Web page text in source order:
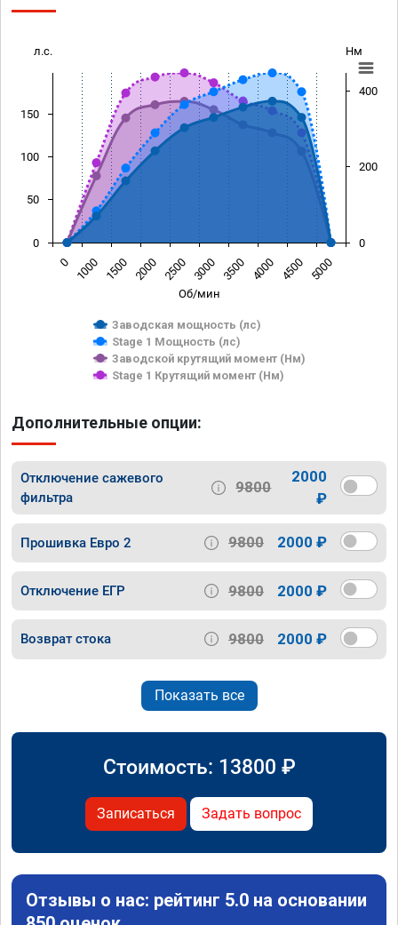
Об/мин
л.с. Нм
Заводская мощность (лс)
Stage 1 Мощность (лс)
Заводской крутящий момент (Нм)
Stage 1 Крутящий момент (Нм)
0 1000 1500 2000 2500 3000 3500 4000 4500 5000
0
50
100
150
0
200
400
Дополнительные опции:
Отключение сажевого
фильтра
9800
2000
₽
Прошивка Евро 2 9800 2000 ₽
Отключение ЕГР 9800 2000 ₽
Возврат стока 9800 2000 ₽
Показать все
Стоимость: 13800 ₽
Записаться Задать вопрос
Отзывы о нас: рейтинг 5.0 на основании